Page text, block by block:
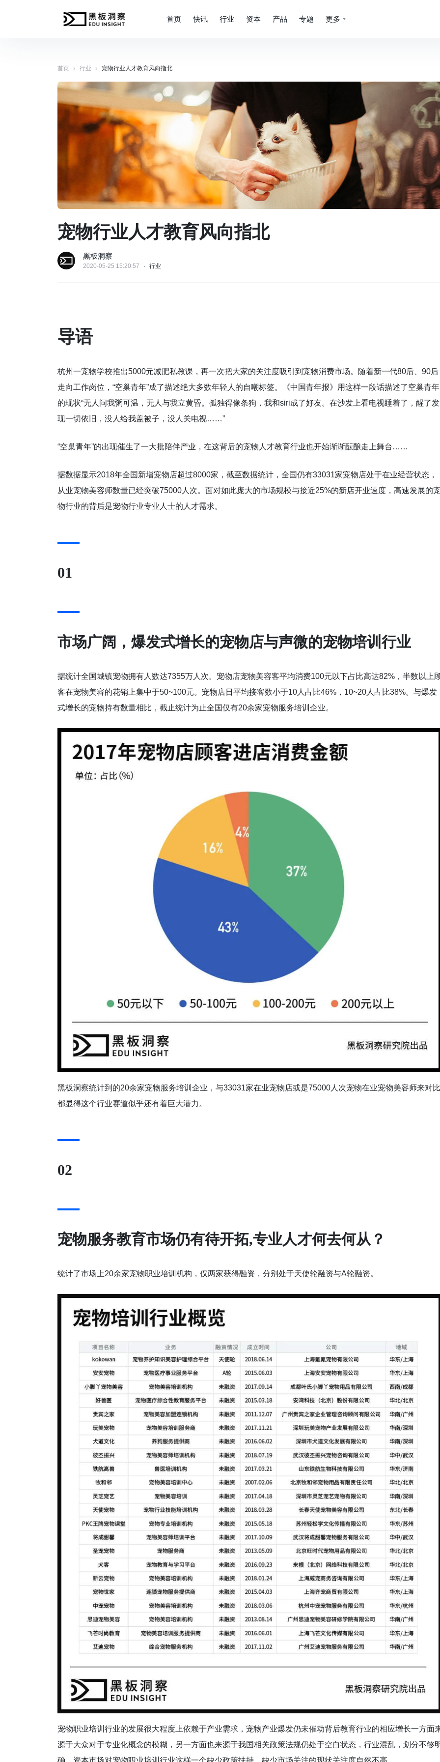
首页 快讯 行业 资本 产品 专题 更多
首页 › 行业 › 宠物行业人才教育风向指北
宠物行业人才教育风向指北
黑板洞察
2020-05-25 15:20:57 行业
导语
杭州一宠物学校推出5000元减肥私教课，再一次把大家的关注度吸引到宠物消费市场。随着新一代80后、90后
走向工作岗位，“空巢青年”成了描述绝大多数年轻人的自嘲标签。《中国青年报》用这样一段话描述了空巢青年
的现状“无人问我粥可温，无人与我立黄昏。孤独得像条狗，我和siri成了好友。在沙发上看电视睡着了，醒了发
现一切依旧，没人给我盖被子，没人关电视……”
“空巢青年”的出现催生了一大批陪伴产业，在这背后的宠物人才教育行业也开始渐渐酝酿走上舞台……
据数据显示2018年全国新增宠物店超过8000家，截至数据统计，全国仍有33031家宠物店处于在业经营状态，
从业宠物美容师数量已经突破75000人次。面对如此庞大的市场规模与接近25%的新店开业速度，高速发展的
物行业的背后是宠物行业专业人士的人才需求。
01
市场广阔，爆发式增长的宠物店与声微的宠物培训行业
据统计全国城镇宠物拥有人数达7355万人次。宠物店宠物美容客平均消费100元以下占比高达82%，半数以上
客在宠物美容的花销上集中于50~100元。宠物店日平均接客数小于10人占比46%，10~20人占比38%。与爆发
式增长的宠物持有数量相比，截止统计为止全国仅有20余家宠物服务培训企业。
黑板洞察统计到的20余家宠物服务培训企业，与33031家在业宠物店或是75000人次宠物在业宠物美容师来对比
都显得这个行业赛道似乎还有着巨大潜力。
02
宠物服务教育市场仍有待开拓,专业人才何去何从？
统计了市场上20余家宠物职业培训机构，仅两家获得融资，分别处于天使轮融资与A轮融资。
宠物职业培训行业的发展很大程度上依赖于产业需求，宠物产业爆发仍未催动背后教育行业的相应增长一方面
源于大众对于专业化概念的模糊，另一方面也来源于我国相关政策法规仍处于空白状态，行业混乱，划分不够
确。资本市场对宠物职业培训行业这样一个缺少政策扶持，缺少市场关注的现状关注度自然不高。